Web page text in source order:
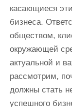
касающиеся
бизнеса.
обществом,
окружающей
актуальной и
рассмотрим,
должны стать
успешного